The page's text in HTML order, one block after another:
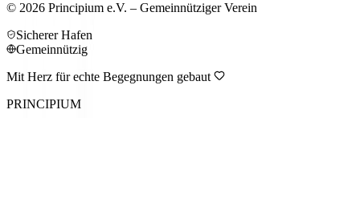
© 2026 Principium e.V. – Gemeinnütziger Verein
Sicherer Hafen
Gemeinnützig
Mit Herz für echte Begegnungen gebaut
PRINCIPIUM